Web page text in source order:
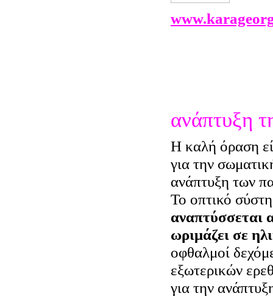
ανάπτυξη
Η καλή όραση
για την
ανάπτυξη των
Το οπτικό
αναπτύσσεται
ωριμάζει σε
οφθαλμοί
εξωτερικών
για την